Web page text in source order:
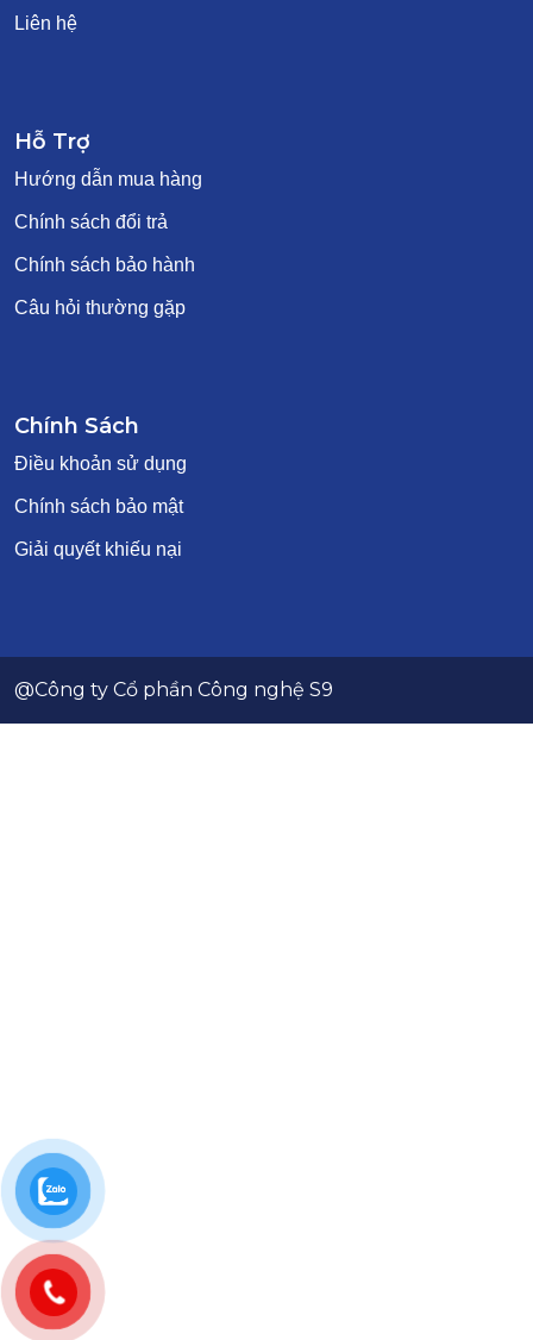
Liên hệ
Hỗ Trợ
Hướng dẫn mua hàng
Chính sách đổi trả
Chính sách bảo hành
Câu hỏi thường gặp
Chính Sách
Điều khoản sử dụng
Chính sách bảo mật
Giải quyết khiếu nại
@Công ty Cổ phần Công nghệ S9